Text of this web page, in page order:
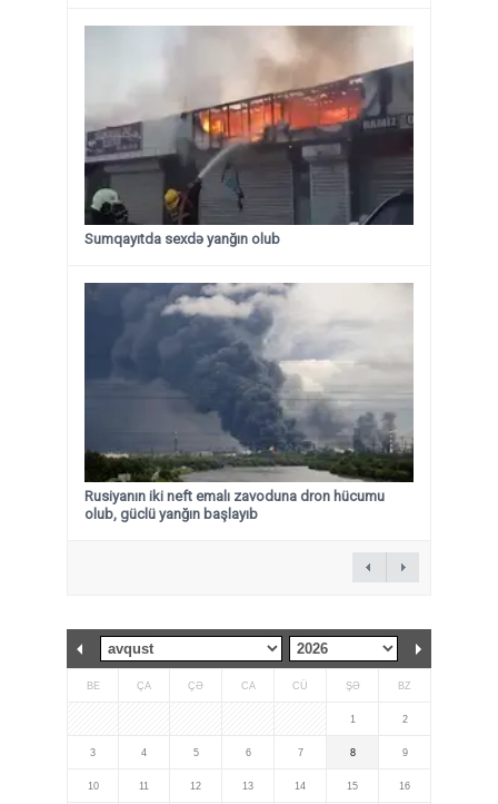
Sumqayıtda sexdə yanğın olub
Rusiyanın iki neft emalı zavoduna dron hücumu
olub, güclü yanğın başlayıb
BE ÇA ÇƏ CA CÜ ŞƏ BZ
1 2
3 4 5 6 7 8 9
10 11 12 13 14 15 16